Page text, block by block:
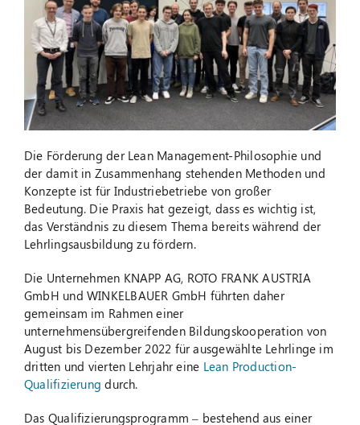
Suche
nach:
Die Förderung der Lean Management-Philosophie und
der damit in Zusammenhang stehenden Methoden und
Konzepte ist für Industriebetriebe von großer
Bedeutung. Die Praxis hat gezeigt, dass es wichtig ist,
das Verständnis zu diesem Thema bereits während der
Lehrlingsausbildung zu fördern.
Die Unternehmen KNAPP AG, ROTO FRANK AUSTRIA
GmbH und WINKELBAUER GmbH führten daher
gemeinsam im Rahmen einer
unternehmensübergreifenden Bildungskooperation von
August bis Dezember 2022 für ausgewählte Lehrlinge im
dritten und vierten Lehrjahr eine Lean Production-
Qualifizierung durch.
Das Qualifizierungsprogramm – bestehend aus einer